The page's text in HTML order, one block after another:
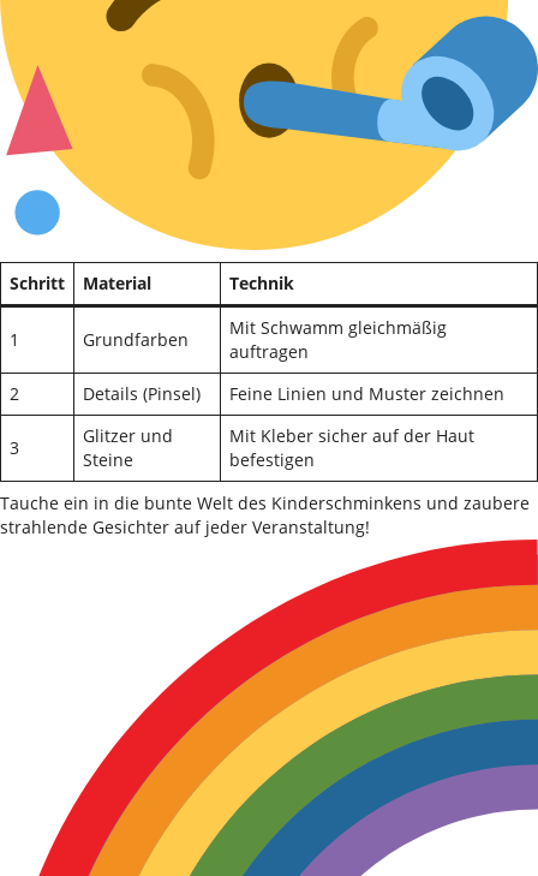
Schritt Material Technik
1 Grundfarben
Mit Schwamm gleichmäßig
auftragen
2
Details (Pinsel) Feine Linien und Muster zeichnen
3
Glitzer und
Steine
Mit Kleber sicher auf der Haut
befestigen
Tauche ein in die bunte Welt des Kinderschminkens und zaubere
strahlende Gesichter auf jeder Veranstaltung!